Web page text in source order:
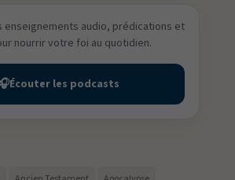
enseignements audio, prédications et
nourrir votre foi au quotidien.
Écouter les podcasts